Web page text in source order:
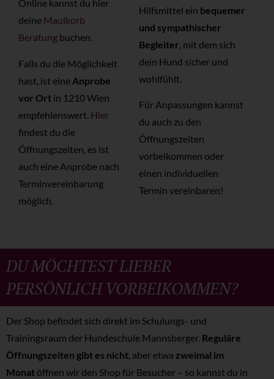
Online kannst du hier
deine Maulkorb
Beratung buchen.
Falls du die Möglichkeit
hast, ist eine Anprobe
vor Ort in 1210 Wien
empfehlenswert. Hier
findest du die
Öffnungszeiten, es ist
auch eine Anprobe nach
Terminvereinbarung
möglich.
Hilfsmittel ein bequemer
und sympathischer
Begleiter , mit dem sich
dein Hund sicher und
wohlfühlt.
Für Anpassungen kannst
du auch zu den
Öffnungszeiten
vorbeikommen oder
einen individuellen
Termin vereinbaren!
DU MÖCHTEST LIEBER
PERSÖNLICH VORBEIKOMMEN?
Der Shop befindet sich direkt im Schulungs- und
Trainingsraum der Hundeschule Mannsberger. Reguläre
Öffnungszeiten gibt es nicht, aber etwa zweimal im
Monat öffnen wir den Shop für Besucher – so kannst du in